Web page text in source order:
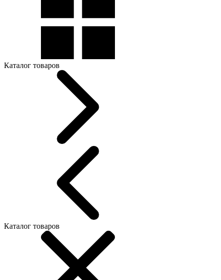
Каталог товаров
Каталог товаров